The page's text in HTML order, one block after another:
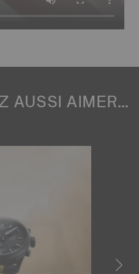
AUSSI AIMER...